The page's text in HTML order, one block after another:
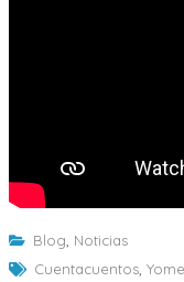
Blog Noticias
Cuentacuentos,